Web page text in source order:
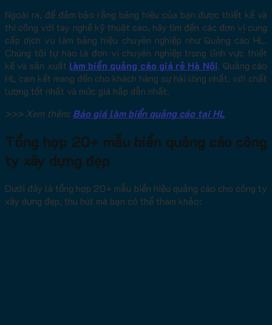
Ngoài ra, để đảm bảo rằng bảng hiệu của bạn được thiết kế và
thi công với tay nghề kỹ thuật cao, hãy tìm đến các đơn vị cung
cấp dịch vụ làm bảng hiệu chuyên nghiệp như Quảng cáo HL.
Chúng tôi tự hào là đơn vị chuyên nghiệp trong lĩnh vực thiết
kế và sản xuất làm biển quảng cáo giá rẻ Hà Nội. Quảng cáo
HL cam kết mang đến cho khách hàng sự hài lòng nhất, với chất
lượng tốt nhất và mức giá hấp dẫn nhất.
>>> Xem thêm:Báo giá làm biển quảng cáo tại HL
Tổng hợp 20+ mẫu biển quảng cáo công
ty xây dựng đẹp
Dưới đây là tổng hợp 20+ mẫu biển hiệu quảng cáo cho công ty
xây dựng đẹp, thu hút mà bạn có thể tham khảo: